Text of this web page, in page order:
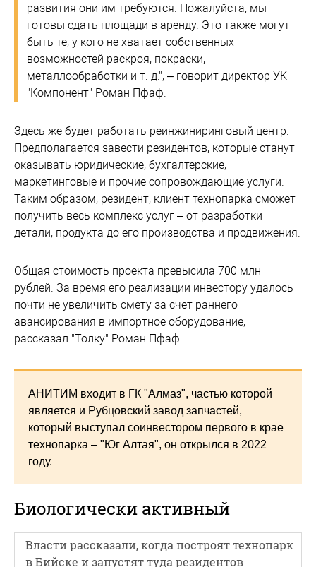
развития они им требуются. Пожалуйста, мы
готовы сдать площади в аренду. Это также могут
быть те, у кого не хватает собственных
возможностей раскроя, покраски,
металлообработки и т. д.", – говорит директор УК
"Компонент" Роман Пфаф.
Здесь же будет работать реинжиниринговый центр.
Предполагается завести резидентов, которые станут
оказывать юридические, бухгалтерские,
маркетинговые и прочие сопровождающие услуги.
Таким образом, резидент, клиент технопарка сможет
получить весь комплекс услуг – от разработки
детали, продукта до его производства и продвижения.
Общая стоимость проекта превысила 700 млн
рублей. За время его реализации инвестору удалось
почти не увеличить смету за счет раннего
авансирования в импортное оборудование,
рассказал "Толку" Роман Пфаф.
АНИТИМ входит в ГК "Алмаз", частью которой
является и Рубцовский завод запчастей,
который выступал соинвестором первого в крае
технопарка – "Юг Алтая", он открылся в 2022
году.
Биологически активный
Власти рассказали, когда построят технопарк
в Бийске и запустят туда резидентов